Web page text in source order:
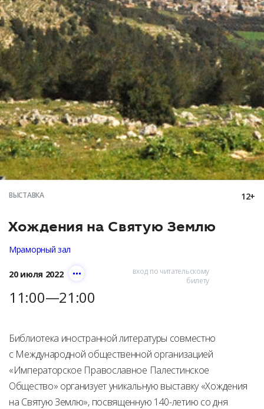
ВЫСТАВКА 12+
Хождения на Святую Землю
Мраморный зал
20 июля 2022
11:00—21:00
вход по читательскому
билету
Библиотека иностранной литературы совместно
с Международной общественной организацией
«Императорское Православное Палестинское
Общество» организует уникальную выставку «Хождения
на Святую Землю», посвященную 140-летию со дня